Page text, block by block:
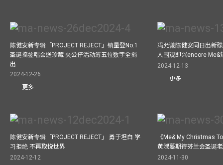
陈健安新专辑「PROJECT REJECT」销量登No.1
圣诞搞签唱会送珍藏 夹公仔活动筹五位数字全捐
出
2024-12-26
更多
冯允谦陈健安同日出新
人围观即兴encore Me&
2024-12-13
更多
陈健安新专辑「PROJECT REJECT」 勇于坦白 学
习拒绝 不再取悦世界
2024-12-12
《Me& My Christmas
黄淑蔓期待芬兰会圣诞
2024-11-30